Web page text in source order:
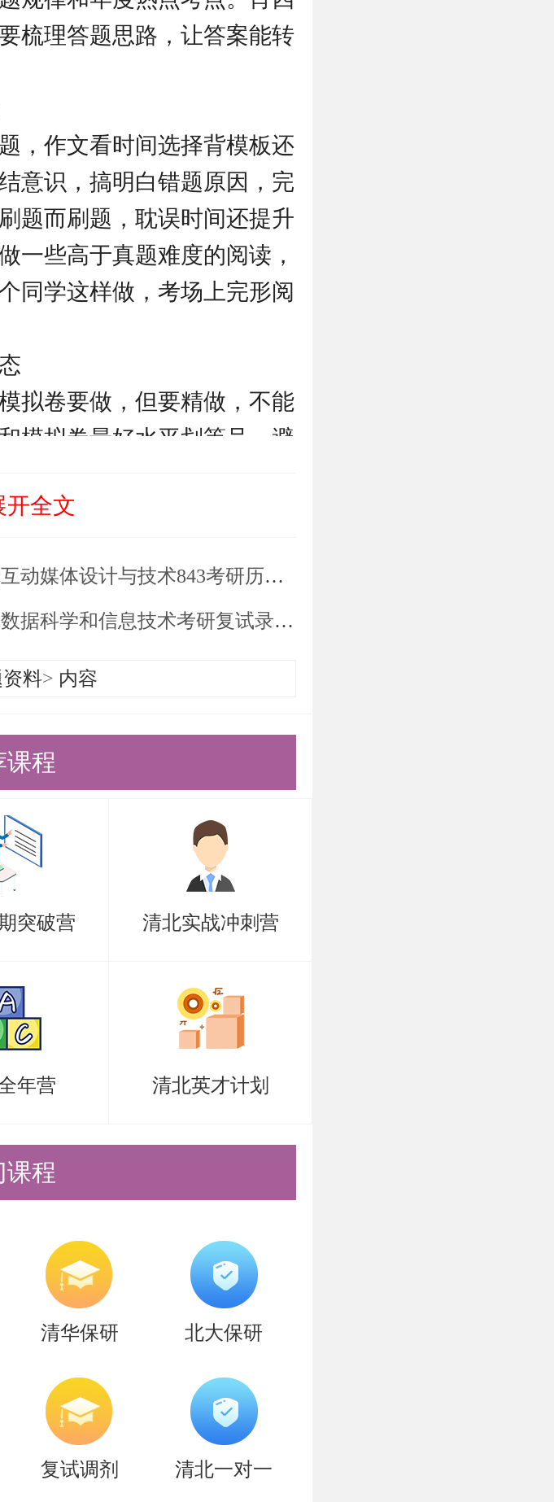
梳理答题思路，让答案能转
，作文看时间选择背模板还
意识，搞明白错题原因，完
题而刷题，耽误时间还提升
一些高于真题难度的阅读，
同学这样做，考场上完形阅
拟卷要做，但要精做，不能
模拟卷最好水平划等号，避
崩了。
都要立即投入复试准备。除
学，其他人复试优势不明
精力，重点理解知识点，研
题的选填部分。
要尽早准备。
数据结构也可以看看。
面试老师可能来自不同方
，特别是初试成绩不占优势
面试，建议大家多参加几
无论是知识掌握还是精神面
很有效。
电子工程系电子信息830考
帮助准备考研清北的同学们
压力大，没方法，难以坚
，为清北考研学子量身打
营、清北暑期突破营、清北
开全文
设计与技术843考研历年分数线分析
学和信息技术考研复试录取分数线分析
料> 内容
课程
突破营 清北实战冲刺营
年营 清北英才计划
课程
清华保研 北大保研
复试调剂 清北一对一